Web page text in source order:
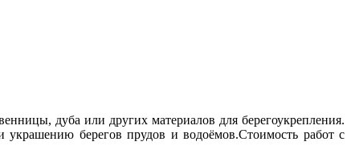
дуба или других материалов для берегоукрепления.
украшению берегов прудов и водоёмов.Стоимость работ с